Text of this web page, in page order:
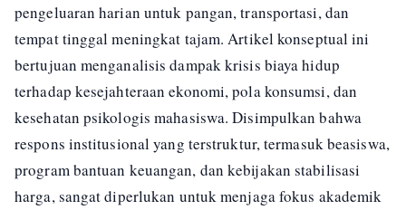
pengeluaran harian untuk pangan, transportasi, dan
tempat tinggal meningkat tajam. Artikel konseptual ini
bertujuan menganalisis dampak krisis biaya hidup
terhadap kesejahteraan ekonomi, pola konsumsi, dan
kesehatan psikologis mahasiswa. Disimpulkan bahwa
respons institusional yang terstruktur, termasuk beasiswa,
program bantuan keuangan, dan kebijakan stabilisasi
harga, sangat diperlukan untuk menjaga fokus akademik